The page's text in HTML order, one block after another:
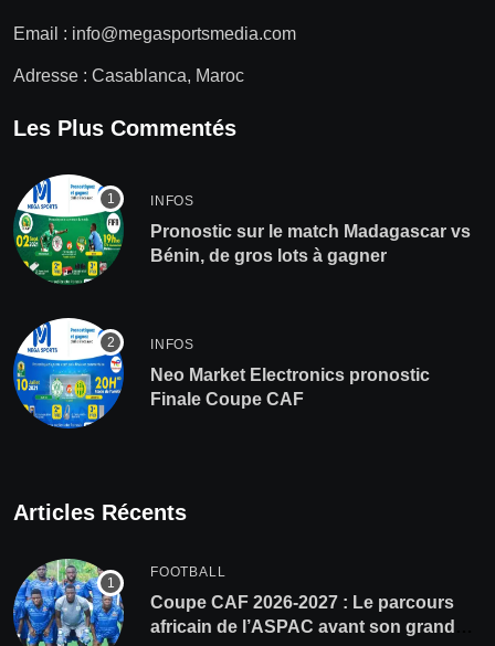
Email : info@megasportsmedia.com
Adresse : Casablanca, Maroc
Les Plus Commentés
INFOS
Pronostic sur le match Madagascar vs
Bénin, de gros lots à gagner
INFOS
Neo Market Electronics pronostic
Finale Coupe CAF
Articles Récents
FOOTBALL
Coupe CAF 2026-2027 : Le parcours
africain de l’ASPAC avant son grand